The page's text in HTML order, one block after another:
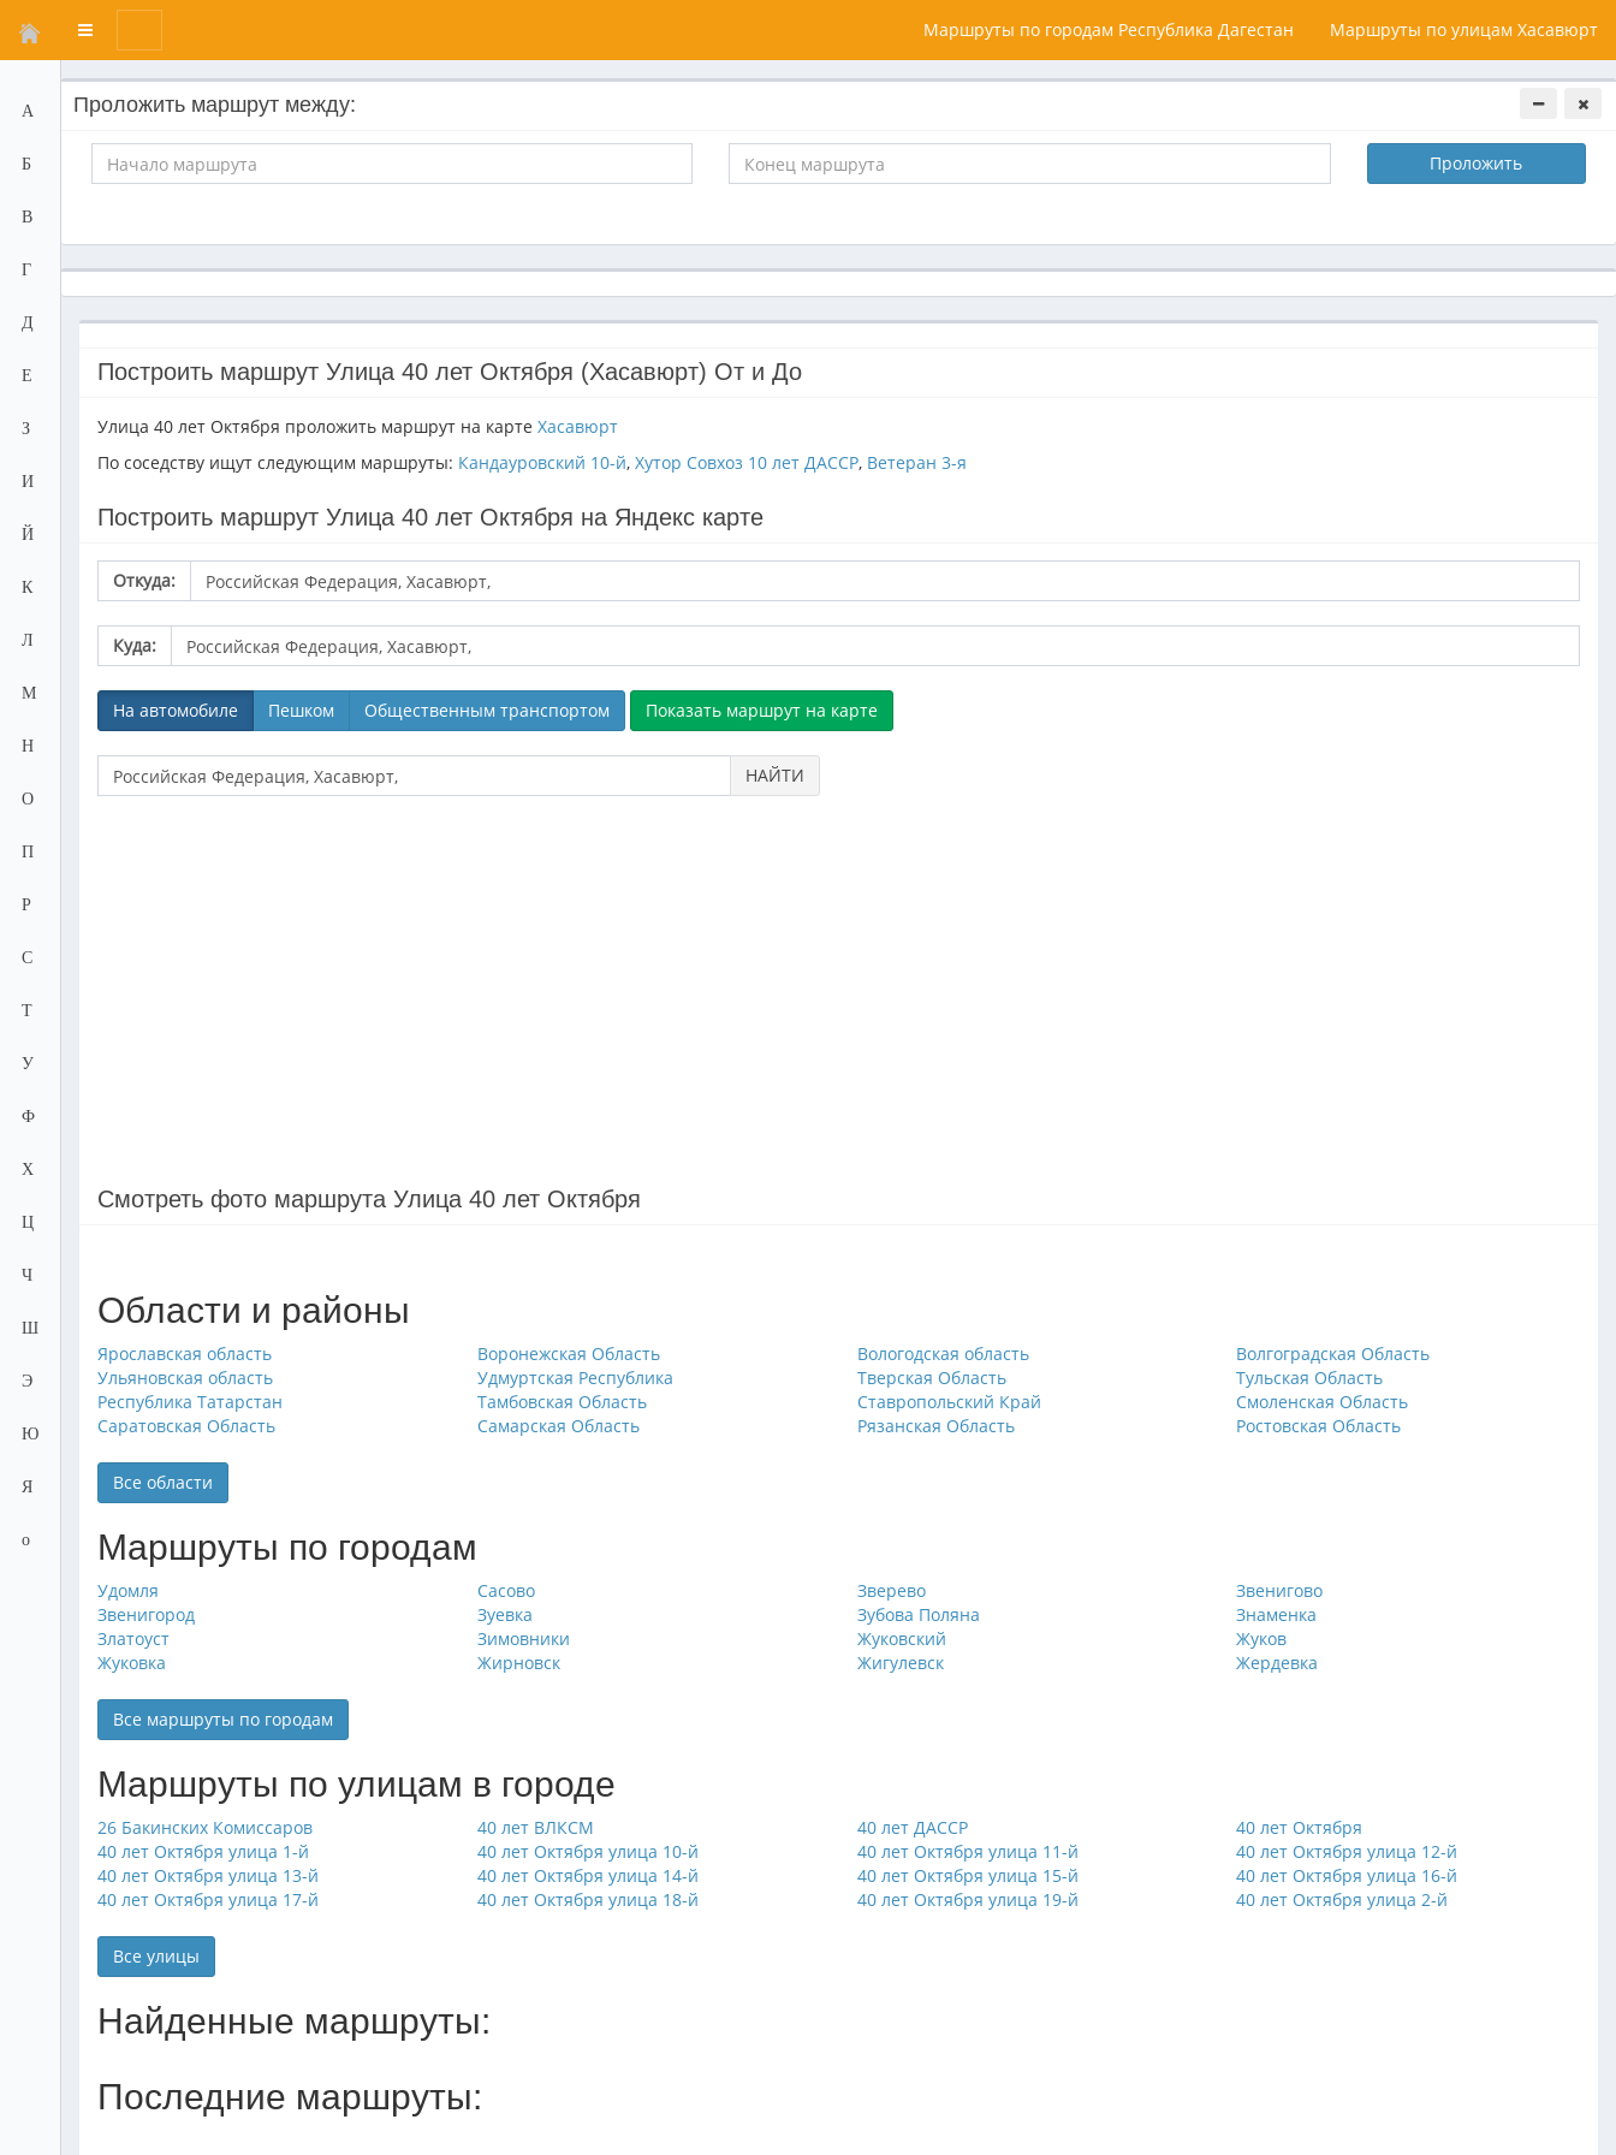
Переключатель
меню
Маршруты по городам Республика Дагестан Маршруты по улицам Хасавюрт
А
Б
В
Г
Д
Е
З
И
Й
К
Л
М
Н
О
П
Р
С
Т
У
Ф
Х
Ц
Ч
Ш
Э
Ю
Я
о
Проложить маршрут между:
Проложить
Построить маршрут Улица 40 лет Октября (Хасавюрт) От и До
Улица 40 лет Октября проложить маршрут на карте Хасавюрт
По соседству ищут следующим маршруты: Кандауровский 10-й, Хутор Совхоз 10 лет ДАССР, Ветеран 3-я
Построить маршрут Улица 40 лет Октября на Яндекс карте
Откуда:
Куда:
На автомобиле Пешком Общественным транспортом
НАЙТИ
Смотреть фото маршрута Улица 40 лет Октября
Области и районы
Ярославская область Воронежская Область Вологодская область
Волгоградская Область
Ульяновская область
Удмуртская Республика Тверская Область
Тульская Область
Республика Татарстан
Тамбовская Область Ставропольский Край
Смоленская Область
Саратовская Область
Самарская Область Рязанская Область Ростовская Область
Все области
Маршруты по городам
Удомля Сасово Зверево
Звенигово
Звенигород
Зуевка Зубова Поляна
Знаменка
Златоуст
Зимовники Жуковский
Жуков
Жуковка
Жирновск Жигулевск Жердевка
Все маршруты по городам
Маршруты по улицам в городе
26 Бакинских Комиссаров 40 лет ВЛКСМ 40 лет ДАССР
40 лет Октября
40 лет Октября улица 1-й
40 лет Октября улица 10-й 40 лет Октября улица 11-й
40 лет Октября улица 12-й
40 лет Октября улица 13-й
40 лет Октября улица 14-й 40 лет Октября улица 15-й
40 лет Октября улица 16-й
40 лет Октября улица 17-й
40 лет Октября улица 18-й 40 лет Октября улица 19-й 40 лет Октября улица 2-й
Все улицы
Найденные маршруты:
Последние маршруты: